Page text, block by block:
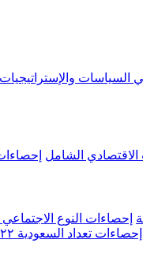
السياسات والإستراتيجيات
الاقتصادي الشامل
إحصاءات النوع الاجتماعي
إحصاءات تعداد السعودية ٢٠٢٢